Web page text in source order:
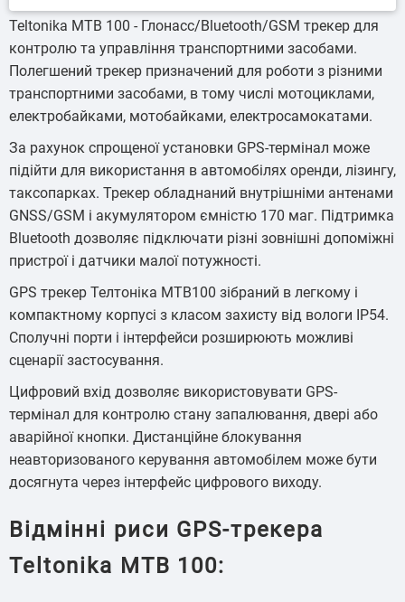
Teltonika MTB 100 - Глонасс/Bluetooth/GSM трекер для
контролю та управління транспортними засобами.
Полегшений трекер призначений для роботи з різними
транспортними засобами, в тому числі мотоциклами,
електробайками, мотобайками, електросамокатами.
За рахунок спрощеної установки GPS-термінал може
підійти для використання в автомобілях оренди, лізингу,
таксопарках. Трекер обладнаний внутрішніми антенами
GNSS/GSM і акумулятором ємністю 170 маг. Підтримка
Bluetooth дозволяє підключати різні зовнішні допоміжні
пристрої і датчики малої потужності.
GPS трекер Телтоніка MTB100 зібраний в легкому і
компактному корпусі з класом захисту від вологи IP54.
Сполучні порти і інтерфейси розширюють можливі
сценарії застосування.
Цифровий вхід дозволяє використовувати GPS-
термінал для контролю стану запалювання, двері або
аварійної кнопки. Дистанційне блокування
неавторизованого керування автомобілем може бути
досягнута через інтерфейс цифрового виходу.
Відмінні риси GPS-трекера
Teltonika MTB 100: